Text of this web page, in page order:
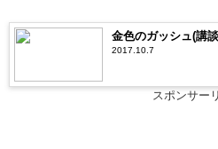
金色のガッシュ(講
2017.10.7
スポンサー